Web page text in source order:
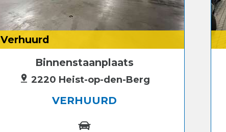
Verhuurd
Binnenstaanplaats
2220 Heist-op-den-Berg
VERHUURD